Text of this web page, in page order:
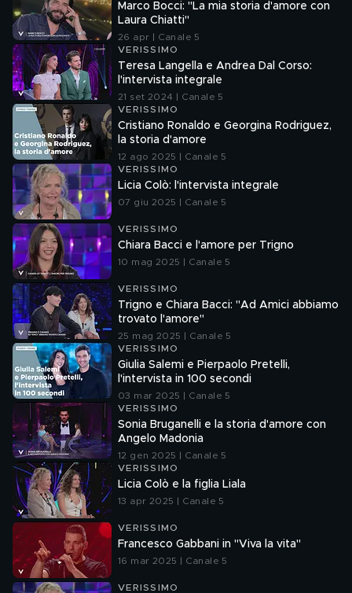
Marco Bocci: "La mia storia d'amore con
Laura Chiatti"
26 apr | Canale 5
VERISSIMO
Teresa Langella e Andrea Dal Corso:
l'intervista integrale
21 set 2024 | Canale 5
VERISSIMO
Cristiano Ronaldo e Georgina Rodriguez,
la storia d'amore
12 ago 2025 | Canale 5
VERISSIMO
Licia Colò: l'intervista integrale
07 giu 2025 | Canale 5
VERISSIMO
Chiara Bacci e l'amore per Trigno
10 mag 2025 | Canale 5
VERISSIMO
Trigno e Chiara Bacci: "Ad Amici abbiamo
trovato l'amore"
25 mag 2025 | Canale 5
VERISSIMO
Giulia Salemi e Pierpaolo Pretelli,
l'intervista in 100 secondi
03 mar 2025 | Canale 5
VERISSIMO
Sonia Bruganelli e la storia d'amore con
Angelo Madonia
12 gen 2025 | Canale 5
VERISSIMO
Licia Colò e la figlia Liala
13 apr 2025 | Canale 5
VERISSIMO
Francesco Gabbani in "Viva la vita"
16 mar 2025 | Canale 5
VERISSIMO